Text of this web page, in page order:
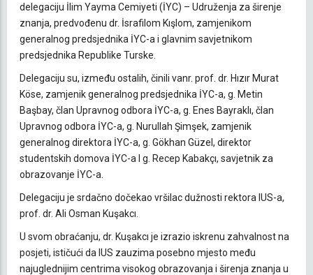
delegaciju İlim Yayma Cemiyeti (İYC) – Udruženja za širenje
znanja, predvođenu dr. İsrafilom Kışlom, zamjenikom
generalnog predsjednika İYC-a i glavnim savjetnikom
predsjednika Republike Turske.
Delegaciju su, između ostalih, činili vanr. prof. dr. Hızır Murat
Köse, zamjenik generalnog predsjednika İYC-a, g. Metin
Başbay, član Upravnog odbora İYC-a, g. Enes Bayraklı, član
Upravnog odbora İYC-a, g. Nurullah Şimşek, zamjenik
generalnog direktora İYC-a, g. Gökhan Güzel, direktor
studentskih domova İYC-a I g. Recep Kabakçı, savjetnik za
obrazovanje İYC-a.
Delegaciju je srdačno dočekao vršilac dužnosti rektora IUS-a,
prof. dr. Ali Osman Kuşakcı.
U svom obraćanju, dr. Kuşakcı je izrazio iskrenu zahvalnost na
posjeti, ističući da IUS zauzima posebno mjesto među
najuglednijim centrima visokog obrazovanja i širenja znanja u